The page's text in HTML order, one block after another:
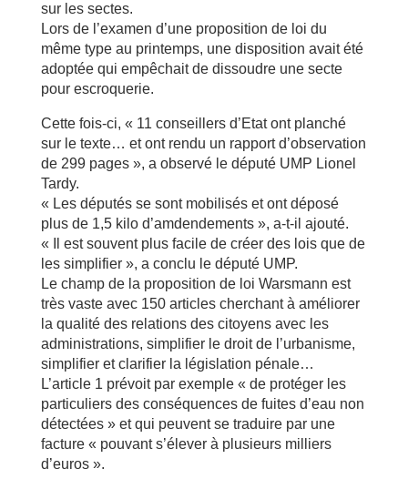
sur les sectes.
Lors de l’examen d’une proposition de loi du
même type au printemps, une disposition avait été
adoptée qui empêchait de dissoudre une secte
pour escroquerie.
Cette fois-ci, « 11 conseillers d’Etat ont planché
sur le texte… et ont rendu un rapport d’observation
de 299 pages », a observé le député UMP Lionel
Tardy.
« Les députés se sont mobilisés et ont déposé
plus de 1,5 kilo d’amdendements », a-t-il ajouté.
« Il est souvent plus facile de créer des lois que de
les simplifier », a conclu le député UMP.
Le champ de la proposition de loi Warsmann est
très vaste avec 150 articles cherchant à améliorer
la qualité des relations des citoyens avec les
administrations, simplifier le droit de l’urbanisme,
simplifier et clarifier la législation pénale…
L’article 1 prévoit par exemple « de protéger les
particuliers des conséquences de fuites d’eau non
détectées » et qui peuvent se traduire par une
facture « pouvant s’élever à plusieurs milliers
d’euros ».